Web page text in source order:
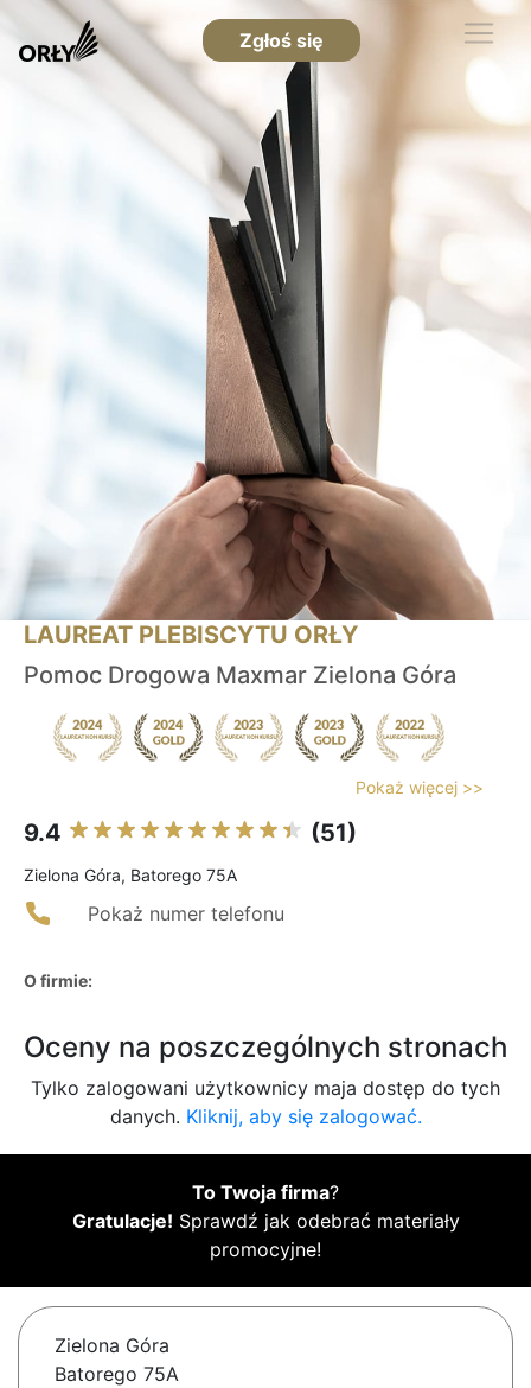
Zgłoś się
LAUREAT PLEBISCYTU ORŁY
Pomoc Drogowa Maxmar Zielona Góra
Pokaż więcej >>
9.4 (51)
Zielona Góra, Batorego 75A
Pokaż numer telefonu
O firmie:
Oceny na poszczególnych stronach
Tylko zalogowani użytkownicy maja dostęp do tych
danych. Kliknij, aby się zalogować.
To Twoja firma?
Gratulacje! Sprawdź jak odebrać materiały
promocyjne!
Zielona Góra
Batorego 75A